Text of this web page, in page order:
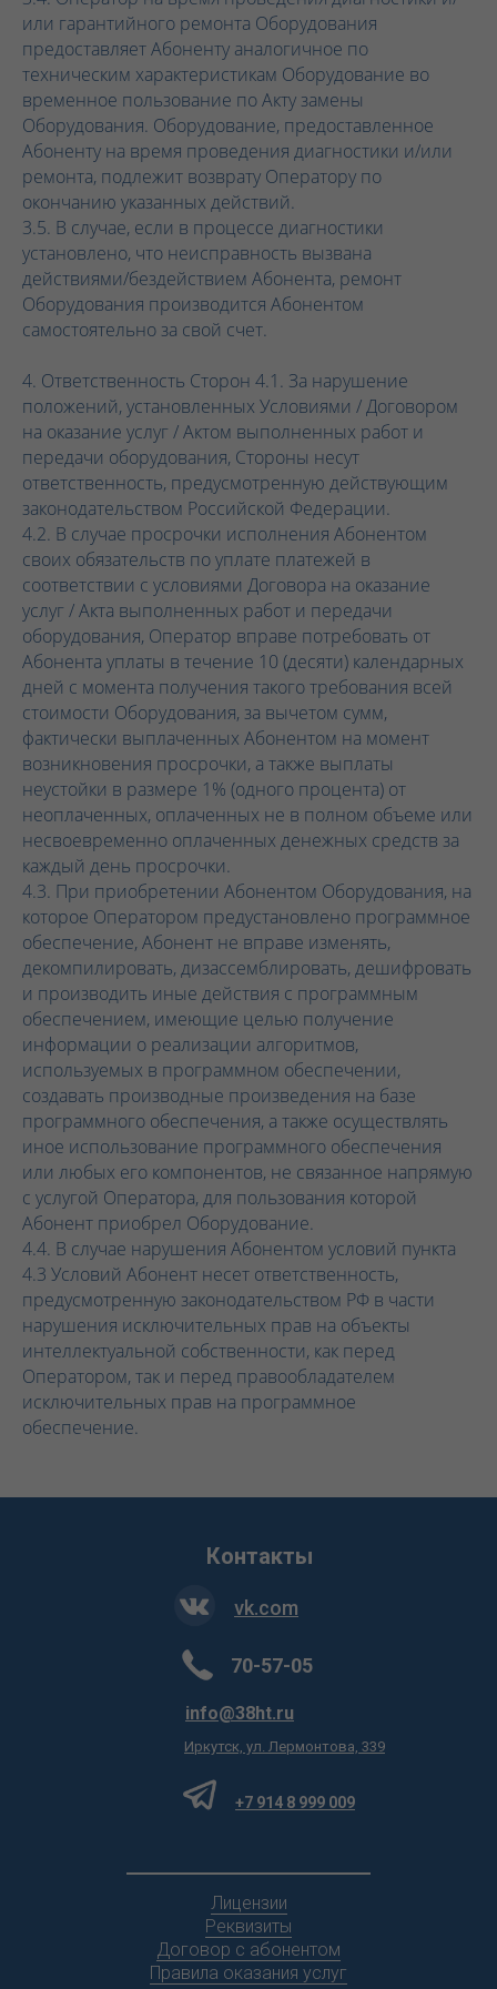
или гарантийного ремонта Оборудования
предоставляет Абоненту аналогичное по
техническим характеристикам Оборудование во
временное пользование по Акту замены
Оборудования. Оборудование, предоставленное
Абоненту на время проведения диагностики и/или
ремонта, подлежит возврату Оператору по
окончанию указанных действий.
3.5. В случае, если в процессе диагностики
установлено, что неисправность вызвана
действиями/бездействием Абонента, ремонт
Оборудования производится Абонентом
самостоятельно за свой счет.
4. Ответственность Сторон 4.1. За нарушение
положений, установленных Условиями / Договором
на оказание услуг / Актом выполненных работ и
передачи оборудования, Стороны несут
ответственность, предусмотренную действующим
законодательством Российской Федерации.
4.2. В случае просрочки исполнения Абонентом
своих обязательств по уплате платежей в
соответствии с условиями Договора на оказание
услуг / Акта выполненных работ и передачи
оборудования, Оператор вправе потребовать от
Абонента уплаты в течение 10 (десяти) календарных
дней с момента получения такого требования всей
стоимости Оборудования, за вычетом сумм,
фактически выплаченных Абонентом на момент
возникновения просрочки, а также выплаты
неустойки в размере 1% (одного процента) от
неоплаченных, оплаченных не в полном объеме или
несвоевременно оплаченных денежных средств за
каждый день просрочки.
4.3. При приобретении Абонентом Оборудования, на
которое Оператором предустановлено программное
обеспечение, Абонент не вправе изменять,
декомпилировать, дизассемблировать, дешифровать
и производить иные действия с программным
обеспечением, имеющие целью получение
информации о реализации алгоритмов,
используемых в программном обеспечении,
создавать производные произведения на базе
программного обеспечения, а также осуществлять
иное использование программного обеспечения
или любых его компонентов, не связанное напрямую
с услугой Оператора, для пользования которой
Абонент приобрел Оборудование.
4.4. В случае нарушения Абонентом условий пункта
4.3 Условий Абонент несет ответственность,
предусмотренную законодательством РФ в части
нарушения исключительных прав на объекты
интеллектуальной собственности, как перед
Оператором, так и перед правообладателем
исключительных прав на программное
обеспечение.
Контакты
Лицензии
Реквизиты
Договор с абонентом
Прайс-лист на возмездные услуги/
работы/оборудование
Документы
vk.com
70-57-05
+7 914 8 999 009
Иркутск, ул. Лермонтова, 339
info@38ht.ru
Лицензии
Реквизиты
Договор с абонентом
Правила оказания услуг